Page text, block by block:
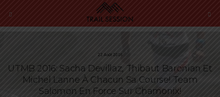
22 Août 2016
UTMB 2016: Sacha Devillaz, Thibaut Baronian Et
Michel Lanne À Chacun Sa Course! Team
Salomon En Force Sur Chamonix!